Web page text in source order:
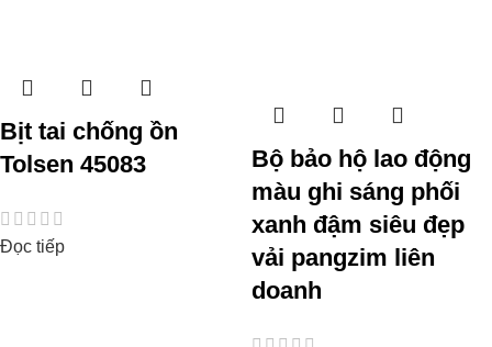
Bịt tai chống ồn
Tolsen 45083
Đọc tiếp
Bộ bảo hộ lao động
màu ghi sáng phối
xanh đậm siêu đẹp
vải pangzim liên
doanh